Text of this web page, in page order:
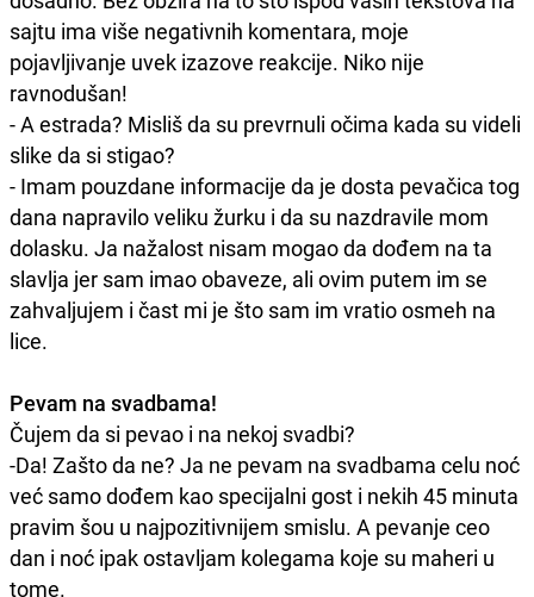
sajtu ima više negativnih komentara, moje
pojavljivanje uvek izazove reakcije. Niko nije
ravnodušan!
- A estrada? Misliš da su prevrnuli očima kada su videli
slike da si stigao?
- Imam pouzdane informacije da je dosta pevačica tog
dana napravilo veliku žurku i da su nazdravile mom
dolasku. Ja nažalost nisam mogao da dođem na ta
slavlja jer sam imao obaveze, ali ovim putem im se
zahvaljujem i čast mi je što sam im vratio osmeh na
lice.
Pevam na svadbama!
Čujem da si pevao i na nekoj svadbi?
-Da! Zašto da ne? Ja ne pevam na svadbama celu noć
već samo dođem kao specijalni gost i nekih 45 minuta
pravim šou u najpozitivnijem smislu. A pevanje ceo
dan i noć ipak ostavljam kolegama koje su maheri u
tome.